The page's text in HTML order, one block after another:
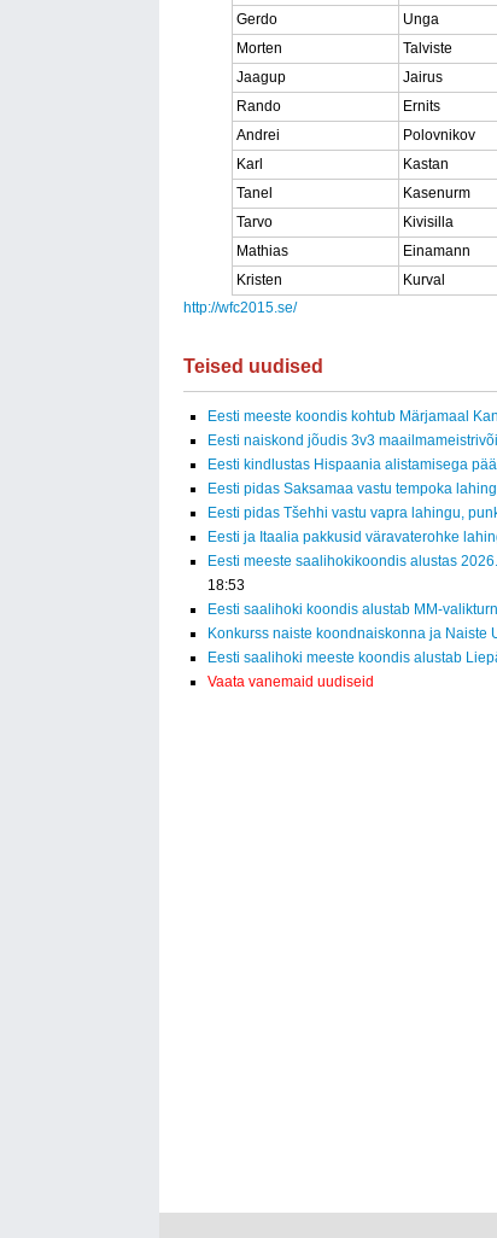
Gerdo
Unga
Morten
Talviste
Jaagup
Jairus
Rando
Ernits
Andrei
Polovnikov
Karl
Kastan
Tanel
Kasenurm
Tarvo
Kivisilla
Mathias
Einamann
Kristen
Kurval
http://wfc2015.se/
Teised uudised
Eesti meeste koondis kohtub Märjamaal
Eesti naiskond jõudis 3v3
Eesti kindlustas Hispaania alistamisega
Eesti pidas Saksamaa vastu tempoka
Eesti pidas Tšehhi vastu vapra lahingu,
Eesti ja Itaalia pakkusid väravaterohke
Eesti meeste saalihokikoondis alustas
18:53
Eesti saalihoki koondis alustab MM-
Konkurss naiste koondnaiskonna ja
Eesti saalihoki meeste koondis alustab
Vaata vanemaid uudiseid